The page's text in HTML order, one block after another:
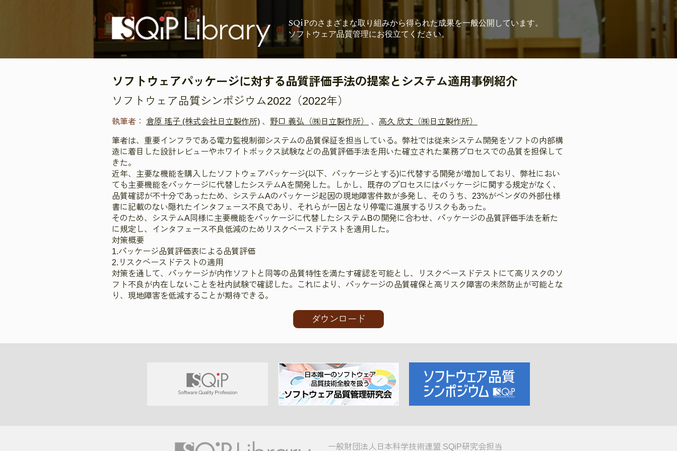
SQiPのさまざまな取り組みから得られた成果を一般公開しています。
ソフトウェア品質管理にお役立てください。
ソフトウェアパッケージに対する品質評価手法の提案とシステム適用事例紹介
ソフトウェア品質シンポジウム2022（2022年）
執筆者： 倉原 瑤子 (株式会社日立製作所) 、 野口 義弘（㈱日立製作所） 、 高久 欣丈（㈱日立製作所）
筆者は、重要インフラである電力監視制御システムの品質保証を担当している。弊社では従来システム開発をソフトの内部構
造に着目した設計レビューやホワイトボックス試験などの品質評価手法を用いた確立された業務プロセスでの品質を担保して
きた。
近年、主要な機能を購入したソフトウェアパッケージ(以下、パッケージとする)に代替する開発が増加しており、弊社におい
ても主要機能をパッケージに代替したシステムAを開発した。しかし、既存のプロセスにはパッケージに関する規定がなく、
品質確認が不十分であったため、システムAのパッケージ起因の現地障害件数が多発し、そのうち、23%がベンダの外部仕様
書に記載のない隠れたインタフェース不良であり、それらが一因となり停電に進展するリスクもあった。
そのため、システムA同様に主要機能をパッケージに代替したシステムBの開発に合わせ、パッケージの品質評価手法を新た
に規定し、インタフェース不良低減のためリスクベースドテストを適用した。
対策概要
1.パッケージ品質評価表による品質評価
2.リスクベースドテストの適用
対策を通して、パッケージが内作ソフトと同等の品質特性を満たす確認を可能とし、リスクベースドテストにて高リスクのソ
フト不良が内在しないことを社内試験で確認した。これにより、パッケージの品質確保と高リスク障害の未然防止が可能とな
り、現地障害を低減することが期待できる。
ダウンロード
一般財団法人日本科学技術連盟 SQiP研究会担当